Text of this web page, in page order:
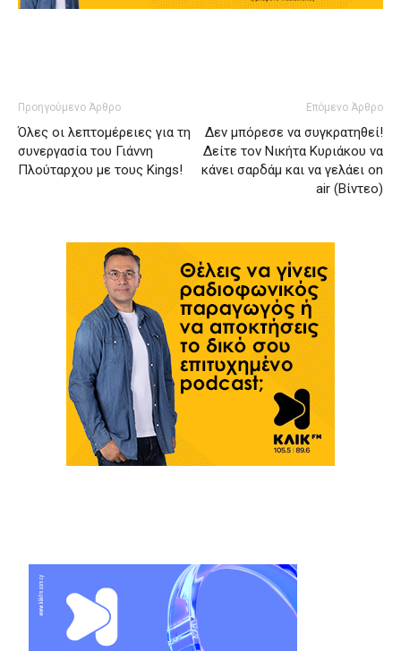
Προηγούμενο Άρθρο
Όλες οι λεπτομέρειες για τη
συνεργασία του Γιάννη
Πλούταρχου με τους Kings!
Επόμενο Άρθρο
Δεν μπόρεσε να συγκρατηθεί!
Δείτε τον Νικήτα Κυριάκου να
κάνει σαρδάμ και να γελάει on
air (Βίντεο)